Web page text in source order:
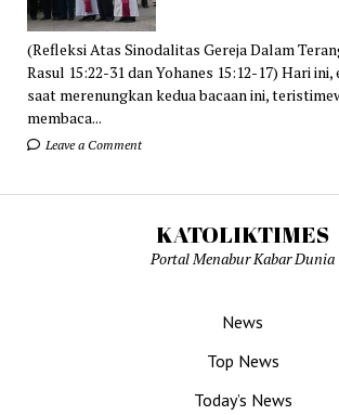
(Refleksi Atas Sinodalitas Gereja Dalam
Rasul 15:22-31 dan Yohanes 15:12-17) Hari
saat merenungkan kedua bacaan ini,
membaca...
Leave a Comment
KATOLIKTIMES
Portal Menabur Kabar Dunia
News
Top News
Today’s News